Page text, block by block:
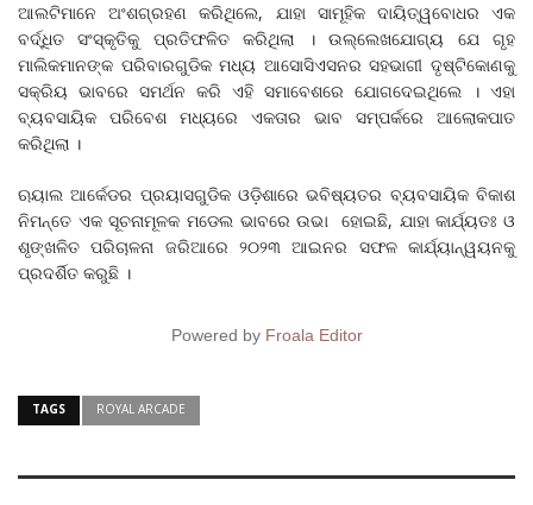
ଆଲଟିମାନେ ଅଂଶଗ୍ରହଣ କରିଥିଲେ, ଯାହା ସାମୂହିକ ଦାୟିତ୍ୱବୋଧର ଏକ
ବର୍ଦ୍ଧିତ ସଂସ୍କୃତିକୁ ପ୍ରତିଫଳିତ କରିଥିଲା । ଉଲ୍ଲେଖଯୋଗ୍ୟ ଯେ ଗୃହ
ମାଲିକମାନଙ୍କ ପରିବାରଗୁଡିକ ମଧ୍ୟ ଆସୋସିଏସନର ସହଭାଗୀ ଦୃଷ୍ଟିକୋଣକୁ
ସକ୍ରିୟ ଭାବରେ ସମର୍ଥନ କରି ଏହି ସମାବେଶରେ ଯୋଗଦେଇଥିଲେ । ଏହା
ବ୍ୟବସାୟିକ ପରିବେଶ ମଧ୍ୟରେ ଏକତାର ଭାବ ସମ୍ପର୍କରେ ଆଲୋକପାତ
କରିଥିଲା ।
ଋୟାଲ ଆର୍କେଡର ପ୍ରୟାସଗୁଡିକ ଓଡ଼ିଶାରେ ଭବିଷ୍ୟତର ବ୍ୟବସାୟିକ ବିକାଶ
ନିମନ୍ତେ ଏକ ସୂଚନାମୂଳକ ମଡେଲ ଭାବରେ ଉଭା ହୋଇଛି, ଯାହା କାର୍ଯ୍ୟତଃ ଓ
ଶୃଙ୍ଖଳିତ ପରିଚାଳନା ଜରିଆରେ ୨୦୨୩ ଆଇନର ସଫଳ କାର୍ଯ୍ୟାନ୍ୱୟନକୁ
ପ୍ରଦର୍ଶିତ କରୁଛି ।
Powered by Froala Editor
TAGS ROYAL ARCADE